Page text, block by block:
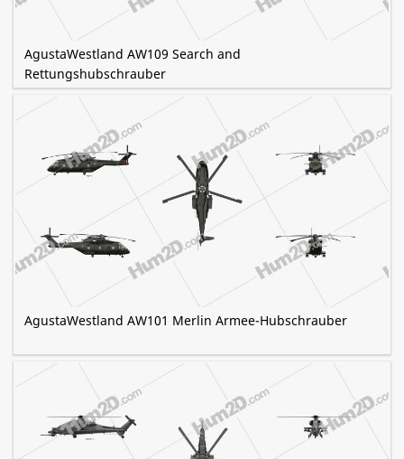
AgustaWestland AW109 Search and
Rettungshubschrauber
AgustaWestland AW101 Merlin Armee-Hubschrauber